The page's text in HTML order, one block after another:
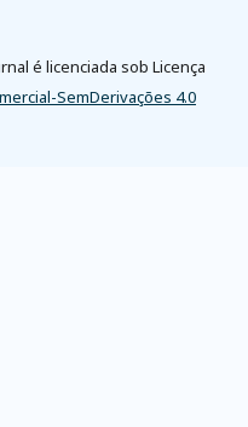
é licenciada sob Licença
SemDerivações 4.0